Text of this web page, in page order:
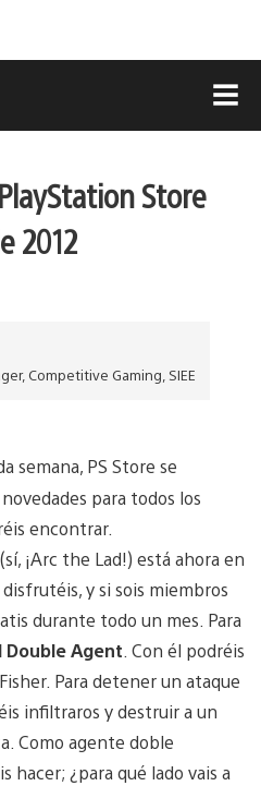
Store
2012
Competitive Gaming, SIEE
semana, PS Store se
para todos los
encontrar.
¡Arc the Lad!) está ahora en
y si sois miembros
durante todo un mes. Para
Double Agent . Con él podréis
Para detener un ataque
infiltraros y destruir a un
Como agente doble
hacer; ¿para qué lado vais a